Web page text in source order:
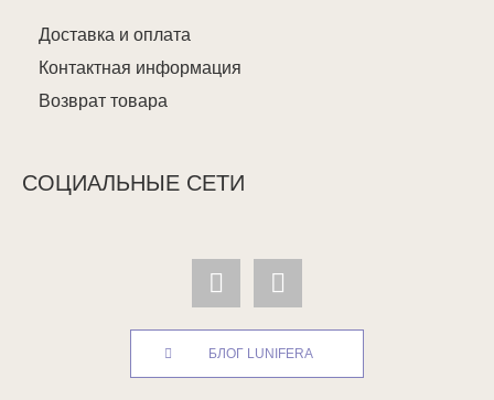
Доставка и оплата
Контактная информация
Возврат товара
СОЦИАЛЬНЫЕ СЕТИ
БЛОГ LUNIFERA